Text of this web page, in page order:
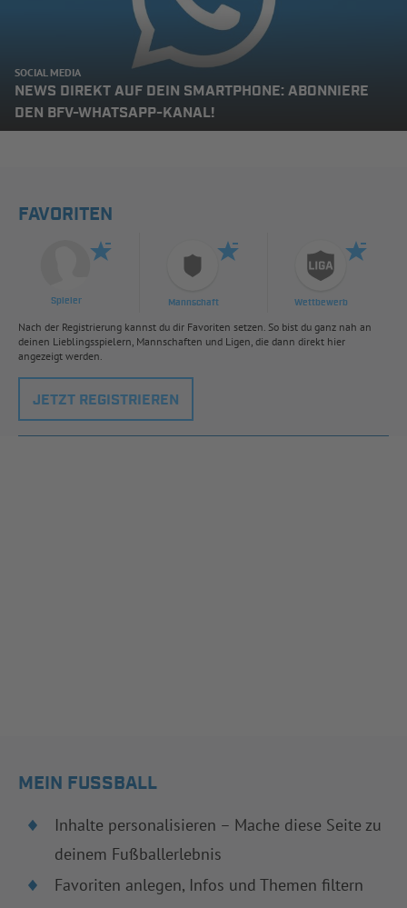
SOCIAL MEDIA
NEWS DIREKT AUF DEIN SMARTPHONE: ABONNIERE
DEN BFV-WHATSAPP-KANAL!
FAVORITEN
Spieler Mannschaft Wettbewerb
Nach der Registrierung kannst du dir Favoriten setzen. So bist du ganz nah an
deinen Lieblingsspielern, Mannschaften und Ligen, die dann direkt hier
angezeigt werden.
JETZT REGISTRIEREN
MEIN FUSSBALL
Inhalte personalisieren – Mache diese Seite zu
deinem Fußballerlebnis
Favoriten anlegen, Infos und Themen filtern